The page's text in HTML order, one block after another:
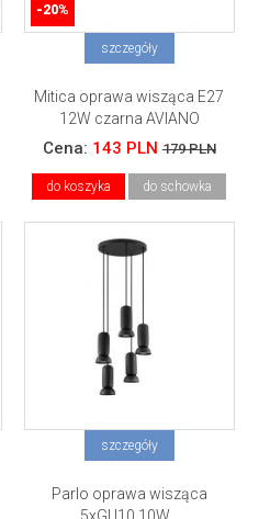
-20%
szczegóły
Mitica oprawa wisząca E27
12W czarna AVIANO
Cena: 143 PLN 179 PLN
do koszyka do schowka
szczegóły
Parlo oprawa wisząca